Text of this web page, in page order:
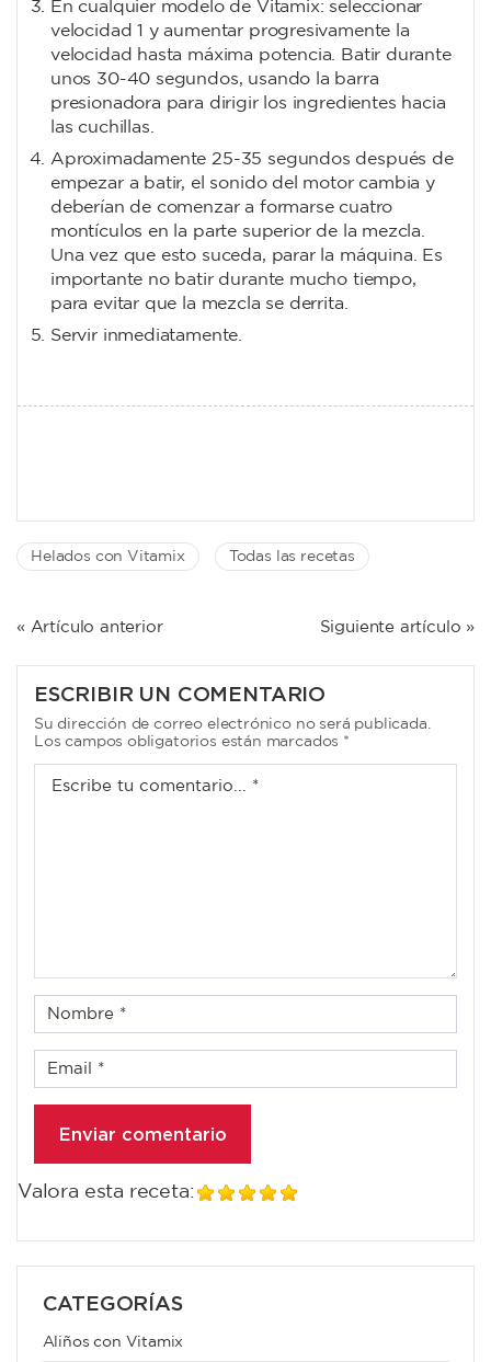
En cualquier modelo de Vitamix: seleccionar
velocidad 1 y aumentar progresivamente la
velocidad hasta máxima potencia. Batir durante
unos 30-40 segundos, usando la barra
presionadora para dirigir los ingredientes hacia
las cuchillas.
Aproximadamente 25-35 segundos después de
empezar a batir, el sonido del motor cambia y
deberían de comenzar a formarse cuatro
montículos en la parte superior de la mezcla.
Una vez que esto suceda, parar la máquina. Es
importante no batir durante mucho tiempo,
para evitar que la mezcla se derrita.
Servir inmediatamente.
Helados con Vitamix Todas las recetas
NAVEGACIÓN
ENTRADAS
« Artículo anterior Siguiente artículo »
ESCRIBIR UN COMENTARIO
Su dirección de correo electrónico no será publicada.
Los campos obligatorios están marcados *
Valora esta receta:
CATEGORÍAS
Aliños con Vitamix